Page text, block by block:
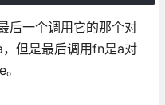
后一个调用它的那个对
但是最后调用fn是a对